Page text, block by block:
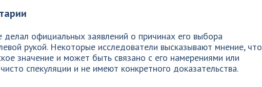
официальных заявлений о причинах его выбора
рукой. Некоторые исследователи высказывают мнение, что
значение и может быть связано с его намерениями или
спекуляции и не имеют конкретного доказательства.